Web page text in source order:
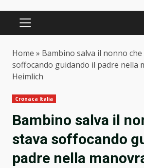
PRIMARY
Home » Bambino salva il nonno che
soffocando guidando il padre nella
Heimlich
Cronaca Italia
Bambino salva il
stava soffocando
padre nella